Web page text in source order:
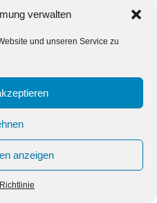
verwalten
und unseren Service zu
anzeigen